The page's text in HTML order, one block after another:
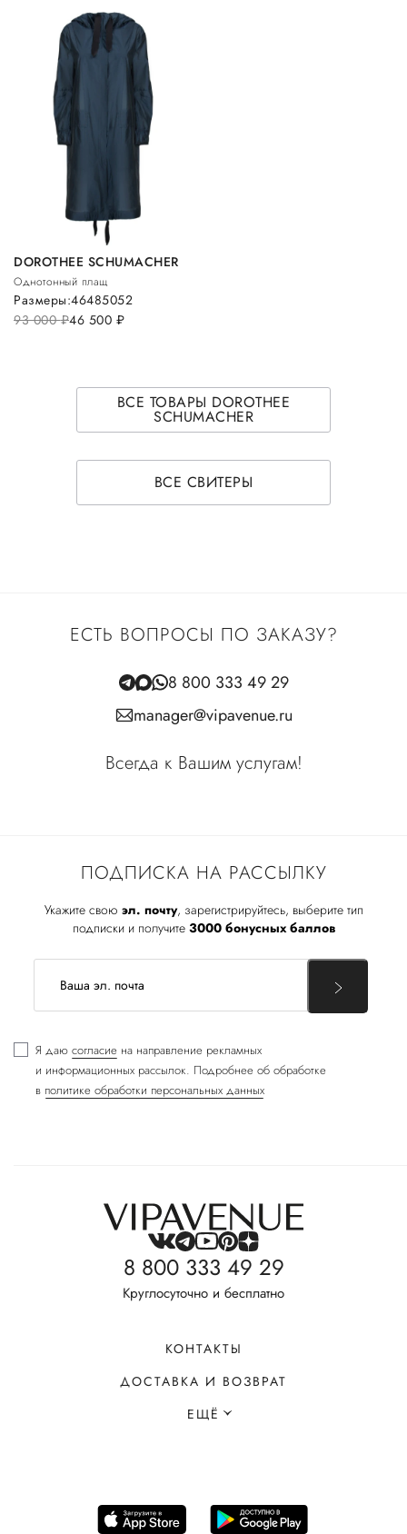
DOROTHEE SCHUMACHER
Однотонный плащ
93 000руб.46 500 руб.
Размеры:46485052
ВСЕ ТОВАРЫ DOROTHEE
SCHUMACHER
ВСЕ СВИТЕРЫ
ПОДПИСКА НА РАССЫЛКУ
Укажите свою эл. почту, зарегистрируйтесь, выберите тип
подписки и получите 3000 бонусных баллов
Я даю согласие на направление рекламных
и информационных рассылок. Подробнее об обработке
в политике обработки персональных данных
ЕСТЬ ВОПРОСЫ ПО ЗАКАЗУ?
8 800 333 49 29
manager@vipavenue.ru
Всегда к Вашим услугам!
8 800 333 49 29
Круглосуточно и бесплатно
КОНТАКТЫ
ДОСТАВКА И ВОЗВРАТ
ЕЩЁ